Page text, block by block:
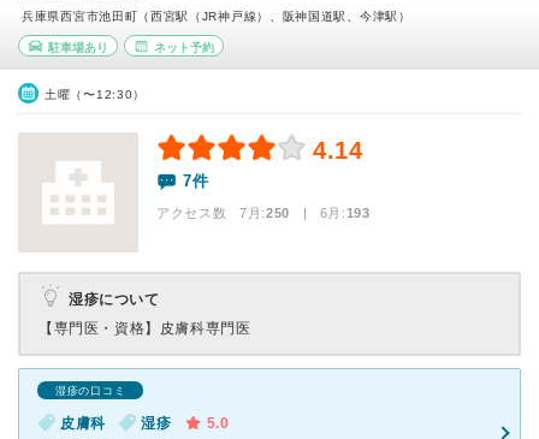
兵庫県西宮市池田町（西宮駅（JR神戸線）、阪神国道駅、今津駅）
駐車場あり ネット予約
土曜（〜12:30）
4.14
7件
アクセス数 7月:250 | 6月:193
湿疹について
【専門医・資格】 皮膚科専門医
湿疹の口コミ
皮膚科 湿疹
5.0